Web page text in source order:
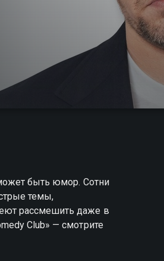
быть юмор. Сотни
темы,
рассмешить даже в
Club» — смотрите